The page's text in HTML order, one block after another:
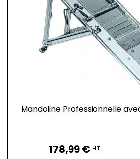
Mandoline Professionnelle
178,99 € HT